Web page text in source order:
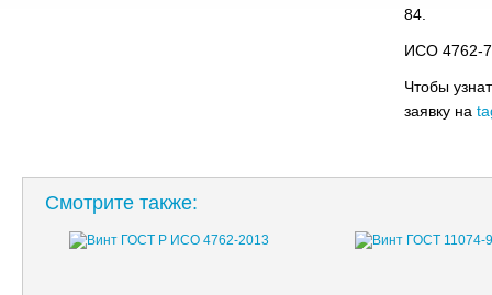
84.
ИСО 4762-
Чтобы
заявку на
Смотрите также: